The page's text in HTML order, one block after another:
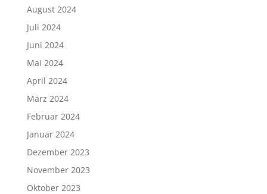
August 2024
Juli 2024
Juni 2024
Mai 2024
April 2024
März 2024
Februar 2024
Januar 2024
Dezember 2023
November 2023
Oktober 2023